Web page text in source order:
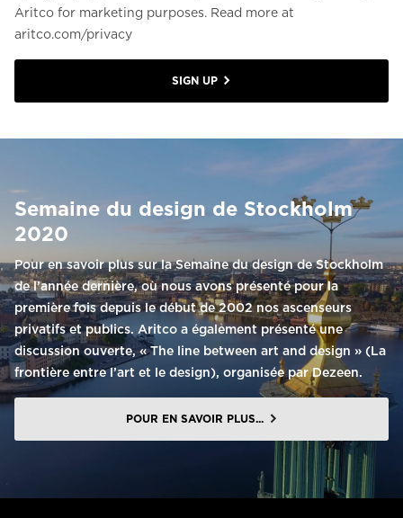
Aritco for marketing purposes. Read more at
aritco.com/privacy
SIGN UP
Semaine du design de Stockholm
2020
Pour en savoir plus sur la Semaine du design de Stockholm
de l’année dernière, où nous avons présenté pour la
première fois depuis le début de 2002 nos ascenseurs
privatifs et publics. Aritco a également présenté une
discussion ouverte, « The line between art and design » (La
frontière entre l’art et le design), organisée par Dezeen.
POUR EN SAVOIR PLUS...